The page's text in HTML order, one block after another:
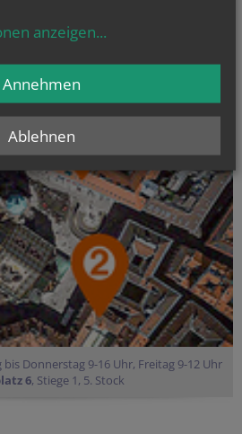
bis Donnerstag 9-16 Uhr, Freitag 9-12 Uhr
6, Stiege 1, 5. Stock
anzeigen...
Ablehnen
Annehmen